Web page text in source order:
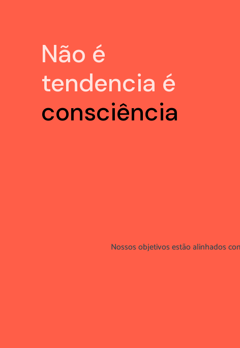
Não é
tendencia é
consciência
Nossos objetivos estão alinhados